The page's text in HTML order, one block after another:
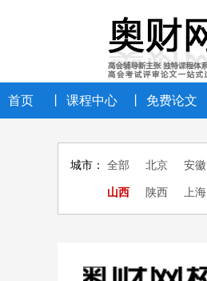
首页 课程中心 免费论文
城市： 全部 北京 安徽
山西 陕西 上海